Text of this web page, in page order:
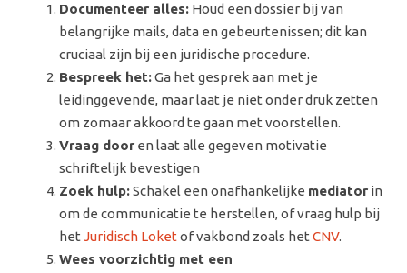
Documenteer alles: Houd een dossier bij van
belangrijke mails, data en gebeurtenissen; dit kan
cruciaal zijn bij een juridische procedure.
Bespreek het:Ga het gesprek aan met je
leidinggevende, maar laat je niet onder druk zetten
om zomaar akkoord te gaan met voorstellen.
Vraag door en laat alle gegeven motivatie
schriftelijk bevestigen
Zoek hulp:Schakel een onafhankelijke mediator in
om de communicatie te herstellen, of vraag hulp bij
het Juridisch Loketof vakbond zoals het CNV.
Wees voorzichtig met een